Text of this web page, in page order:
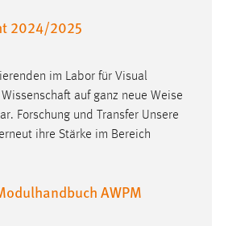
2024/2025
im Labor für Visual
auf ganz neue Weise
Forschung und Transfer Unsere
ihre Stärke im Bereich
AWPM
und Social Media
zu können, werden von diesen
gesetzt.